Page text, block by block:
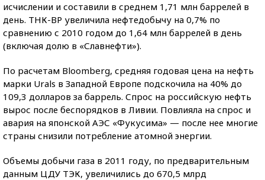
исчислении и составили в среднем 1,71 млн баррелей в
день. ТНК-BP увеличила нефтедобычу на 0,7% по
сравнению с 2010 годом до 1,64 млн баррелей в день
(включая долю в «Славнефти»).
По расчетам Bloomberg, средняя годовая цена на нефть
марки Urals в Западной Европе подскочила на 40% до
109,3 долларов за баррель. Спрос на российскую нефть
вырос после беспорядков в Ливии. Повлияла на спрос и
авария на японской АЭС «Фукусима» — после нее многие
страны снизили потребление атомной энергии.
Объемы добычи газа в 2011 году, по предварительным
данным ЦДУ ТЭК, увеличились до 670,5 млрд